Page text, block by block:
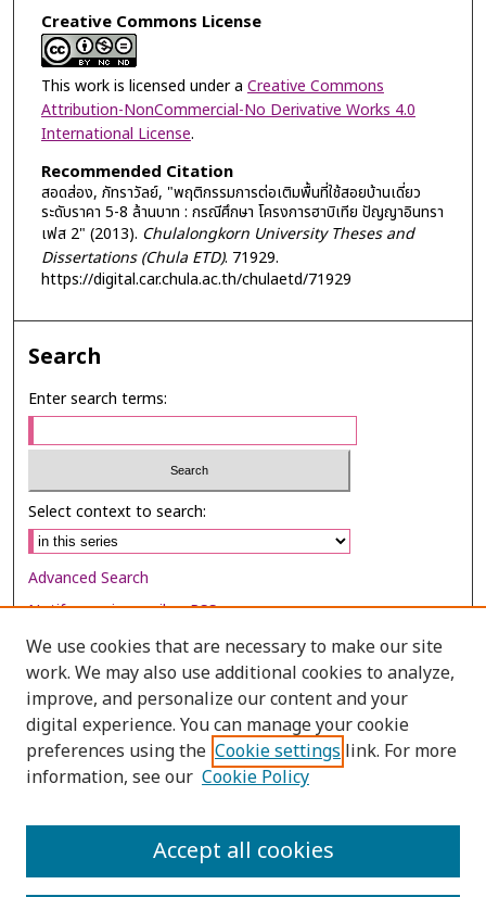
Creative Commons License
This work is licensed under a Creative Commons
Attribution-NonCommercial-No Derivative Works 4.0
International License.
Recommended Citation
สอดส่อง, ภัทราวัลย์, "พฤติกรรมการต่อเติมพื้นที่ใช้สอยบ้านเดี่ยว
ระดับราคา 5-8 ล้านบาท : กรณีศึกษา โครงการฮาบิเทีย ปัญญาอินทรา
เฟส 2" (2013). Chulalongkorn University Theses and
Dissertations (Chula ETD). 71929.
https://digital.car.chula.ac.th/chulaetd/71929
Search
Enter search terms:
Select context to search:
Advanced Search
Notify me via email orRSS
Browse
Collections
Disciplines
Authors
We use cookies that are necessary to make our site
work. We may also use additional cookies to analyze,
improve, and personalize our content and your
digital experience. You can manage your cookie
preferences using the Cookie settings link. For more
information, see our Cookie Policy
Accept all cookies